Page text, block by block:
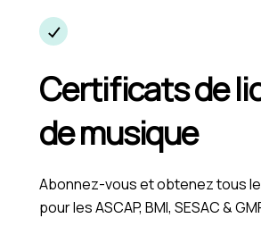
Certificats de
de musique
Abonnez-vous et obtenez tous
pour les ASCAP, BMI, SESAC &